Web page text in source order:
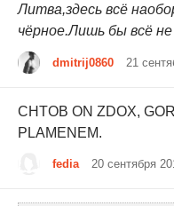
Литва,здесь всё
чёрное.Лишь бы всё
dmitrij0860 21
CHTOB ON ZDOX,
PLAMENEM.
fedia 20 сентября